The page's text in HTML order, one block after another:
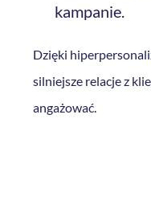
kampanie.
Dzięki
silniejsze relacje z
angażować.